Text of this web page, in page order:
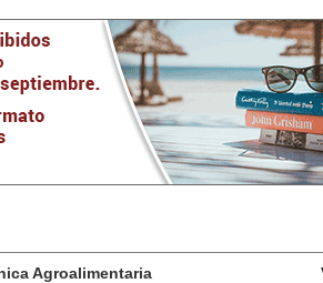
Valencia a trazos: expresión poligráfica